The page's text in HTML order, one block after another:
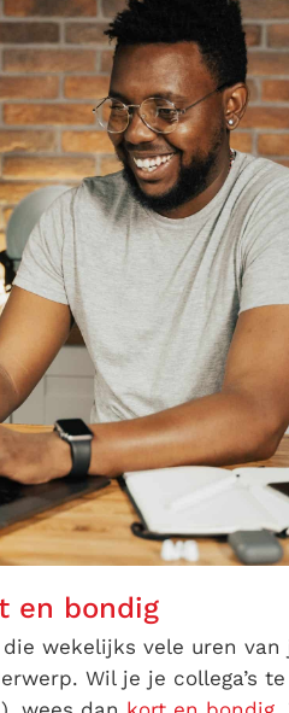
en bondig
die wekelijks vele uren
Wil je je collega’s